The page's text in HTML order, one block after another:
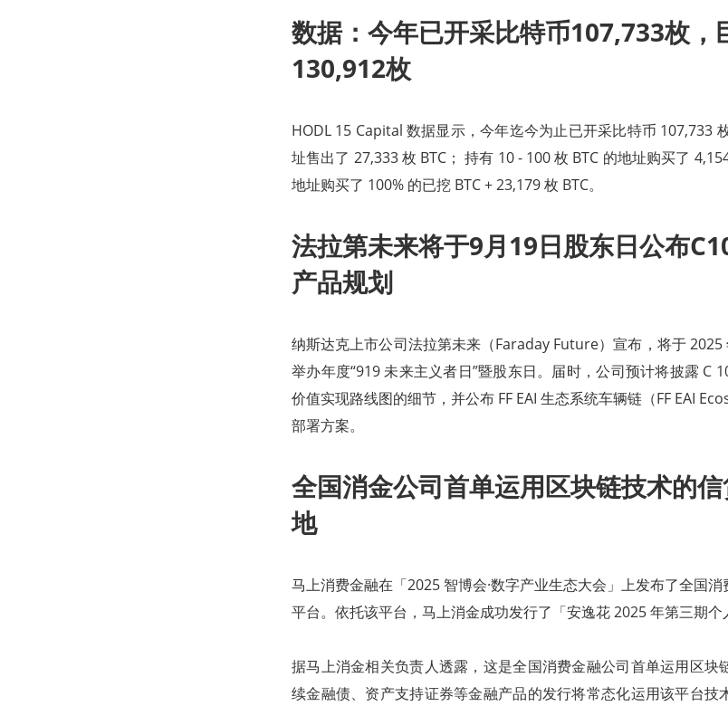
数据：今年已开采比特币107,733枚，
130,912枚
HODL 15 Capital 数据显示，今年迄今为止已开采比特币 107,733
址售出了 27,333 枚 BTC； 持有 10 - 100 枚 BTC 的地址购买了
地址购买了 100% 的已挖 BTC + 23,179 枚 BTC。
法拉第未来将于9月19日股东日公布
产品规划
纳斯达克上市公司法拉第未来（Faraday Future）宣布，将于 2025
举办年度“919 未来主义者日”暨股东日。届时，公司预计将披露 C
价值实现路线图的细节，并公布 FF EAI 生态系统车辆链（FF EAI
部署方案。
全国消金公司首单运用区块链技术的
地
马上消费金融在「2025 智博会·数字产业生态大会」上发布了全国
平台。依托该平台，马上消金成功发行了「安逸花 2025 年第三期个
据马上消金相关负责人透露，这是全国消费金融公司首单运用区块
续金融债、资产支持证券等金融产品的发行将常态化运用该平台技